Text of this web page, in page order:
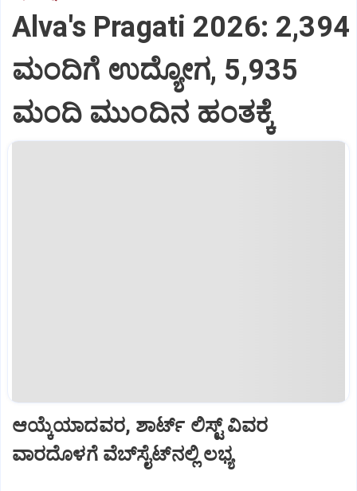
Alva's Pragati 2026: 2,394
ಮಂದಿಗೆ ಉದ್ಯೋಗ, 5,935
ಮಂದಿ ಮುಂದಿನ ಹಂತಕ್ಕೆ
ಆಯ್ಕೆಯಾದವರ, ಶಾರ್ಟ್‌ ಲಿಸ್ಟ್‌ ವಿವರ
ವಾರದೊಳಗೆ ವೆಬ್‌ಸೈಟ್‌ನಲ್ಲಿ ಲಭ್ಯ